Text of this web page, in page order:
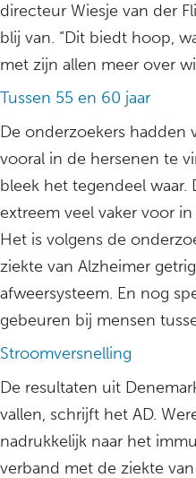
directeur Wiesje van der
blij van. “Dit biedt hoop,
met zijn allen meer over
Tussen 55 en 60 jaar
De onderzoekers hadden
vooral in de hersenen te
bleek het tegendeel waar.
extreem veel vaker voor
Het is volgens de
ziekte van Alzheimer
afweersysteem. En nog
gebeuren bij mensen
Stroomversnelling
De resultaten uit
vallen, schrijft het AD.
nadrukkelijk naar het
verband met de ziekte